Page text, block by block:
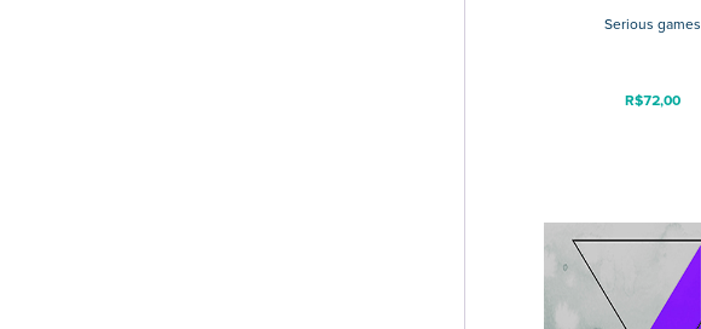
Serious games
R$72,00